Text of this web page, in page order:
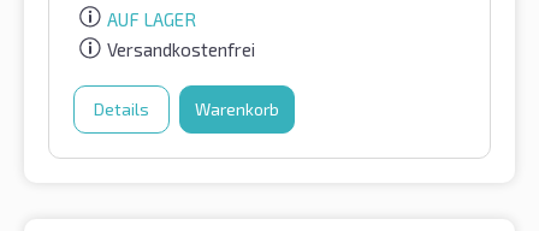
AUF LAGER
Versandkostenfrei
Details Warenkorb